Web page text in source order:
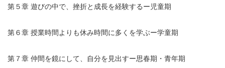
第５章 遊びの中で、挫折と成長を経験するー児童期
第６章 授業時間よりも休み時間に多くを学ぶー学童期
第７章 仲間を鏡にして、自分を見出すー思春期・青年期